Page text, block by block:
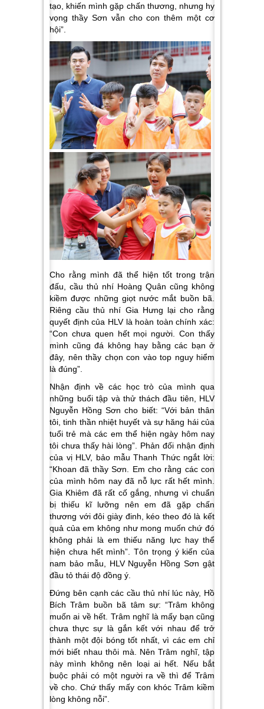
tạo, khiến mình gặp chấn thương, nhưng hy
vọng thầy Sơn vẫn cho con thêm một cơ
hội”.
Cho rằng mình đã thể hiện tốt trong trận
đấu, cầu thủ nhí Hoàng Quân cũng không
kiềm được những giọt nước mắt buồn bã.
Riêng cầu thủ nhí Gia Hưng lại cho rằng
quyết định của HLV là hoàn toàn chính xác:
“Con chưa quen hết mọi người. Con thấy
mình cũng đá không hay bằng các bạn ở
đây, nên thầy chọn con vào top nguy hiểm
là đúng”.
Nhận định về các học trò của mình qua
những buổi tập và thử thách đầu tiên, HLV
Nguyễn Hồng Sơn cho biết: “Với bản thân
tôi, tinh thần nhiệt huyết và sự hăng hái của
tuổi trẻ mà các em thể hiện ngày hôm nay
tôi chưa thấy hài lòng”. Phản đối nhận định
của vị HLV, bảo mẫu Thanh Thức ngắt lời:
“Khoan đã thầy Sơn. Em cho rằng các con
của mình hôm nay đã nỗ lực rất hết mình.
Gia Khiêm đã rất cố gắng, nhưng vì chuẩn
bị thiếu kĩ lưỡng nên em đã gặp chấn
thương với đôi giày đinh, kéo theo đó là kết
quả của em không như mong muốn chứ đó
không phải là em thiếu năng lực hay thể
hiện chưa hết mình”. Tôn trọng ý kiến của
nam bảo mẫu, HLV Nguyễn Hồng Sơn gật
đầu tỏ thái độ đồng ý.
Đứng bên cạnh các cầu thủ nhí lúc này, Hồ
Bích Trâm buồn bã tâm sự: “Trâm không
muốn ai về hết. Trâm nghĩ là mấy bạn cũng
chưa thực sự là gắn kết với nhau để trở
thành một đội bóng tốt nhất, vì các em chỉ
mới biết nhau thôi mà. Nên Trâm nghĩ, tập
này mình không nên loại ai hết. Nếu bắt
buộc phải có một người ra về thì để Trâm
về cho. Chứ thấy mấy con khóc Trâm kiềm
lòng không nỗi”.